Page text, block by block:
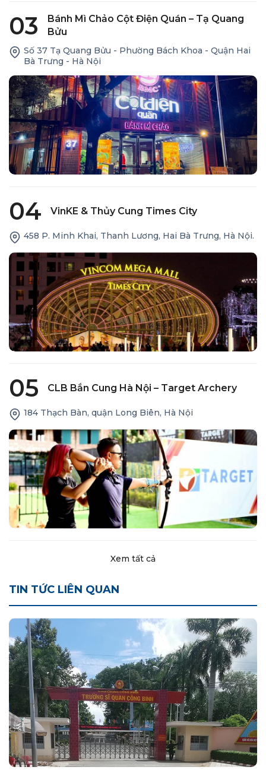
03
Bánh Mì Chảo Cột Điện Quán – Tạ Quang
Bửu
Số 37 Tạ Quang Bửu - Phường Bách Khoa - Quận Hai
Bà Trưng - Hà Nội
04 VinKE & Thủy Cung Times City
458 P. Minh Khai, Thanh Lương, Hai Bà Trưng, Hà Nội.
05 CLB Bắn Cung Hà Nội – Target Archery
184 Thạch Bàn, quận Long Biên, Hà Nội
Xem tất cả
TIN TỨC LIÊN QUAN